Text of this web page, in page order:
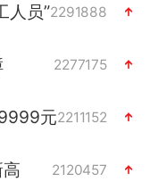
人员”2291888
2277175
元2211152
2120457